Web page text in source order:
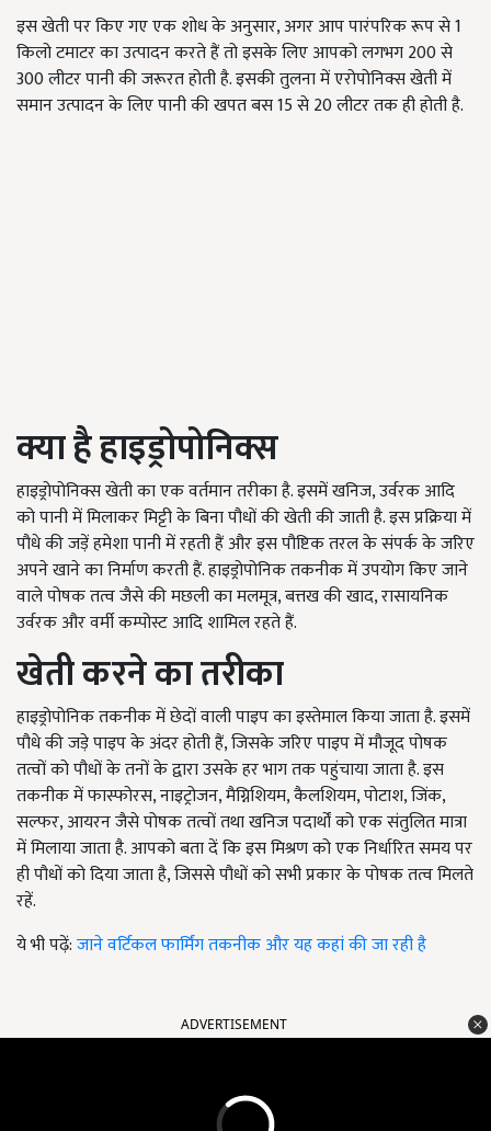
इस खेती पर किए गए एक शोध के अनुसार, अगर आप पारंपरिक रूप से 1
किलो टमाटर का उत्पादन करते हैं तो इसके लिए आपको लगभग 200 से
300 लीटर पानी की जरूरत होती है. इसकी तुलना में एरोपोनिक्स खेती में
समान उत्पादन के लिए पानी की खपत बस 15 से 20 लीटर तक ही होती है.
क्या है हाइड्रोपोनिक्स
हाइड्रोपोनिक्स खेती का एक वर्तमान तरीका है. इसमें खनिज, उर्वरक आदि
को पानी में मिलाकर मिट्टी के बिना पौधों की खेती की जाती है. इस प्रक्रिया में
पौधे की जड़ें हमेशा पानी में रहती हैं और इस पौष्टिक तरल के संपर्क के जरिए
अपने खाने का निर्माण करती हैं. हाइड्रोपोनिक तकनीक में उपयोग किए जाने
वाले पोषक तत्व जैसे की मछली का मलमूत्र, बत्तख की खाद, रासायनिक
उर्वरक और वर्मी कम्पोस्ट आदि शामिल रहते हैं.
खेती करने का तरीका
हाइड्रोपोनिक तकनीक में छेदों वाली पाइप का इस्तेमाल किया जाता है. इसमें
पौधे की जड़े पाइप के अंदर होती हैं, जिसके जरिए पाइप में मौजूद पोषक
तत्वों को पौधों के तनों के द्वारा उसके हर भाग तक पहुंचाया जाता है. इस
तकनीक में फास्फोरस, नाइट्रोजन, मैग्निशियम, कैलशियम, पोटाश, जिंक,
सल्फर, आयरन जैसे पोषक तत्वों तथा खनिज पदार्थों को एक संतुलित मात्रा
में मिलाया जाता है. आपको बता दें कि इस मिश्रण को एक निर्धारित समय पर
ही पौधों को दिया जाता है, जिससे पौधों को सभी प्रकार के पोषक तत्व मिलते
रहें.
ये भी पढ़ें:जाने वर्टिकल फार्मिंग तकनीक और यह कहां की जा रही है
ADVERTISEMENT